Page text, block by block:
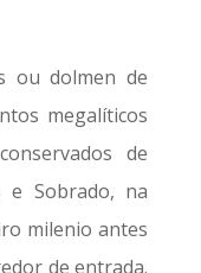
ou dolmen de
megalíticos
de
e Sobrado, na
milenio antes
de entrada.